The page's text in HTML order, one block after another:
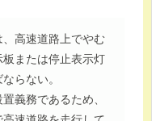
高速道路上でやむ
または停止表示灯
らない。
義務であるため、